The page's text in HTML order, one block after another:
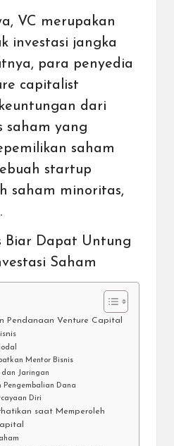
VC merupakan
investasi jangka
para penyedia
capitalist
dari
saham yang
saham
startup
saham minoritas,
Biar Dapat Untung
Saham
Pendanaan Venture Capital
Mentor Bisnis
dan Jaringan
Pengembalian Dana
Diri
saat Memperoleh